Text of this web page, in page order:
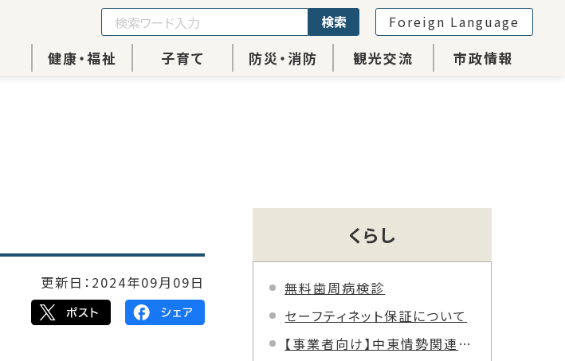
健康・福祉 子育て 防災・消防 観光交流 市政情報
検索 Foreign Language
更新日： 2024年09月09日
くらし
無料歯周病検診
セーフティネット保証について
【事業者向け】中東情勢関連 情報・相談窓口案内